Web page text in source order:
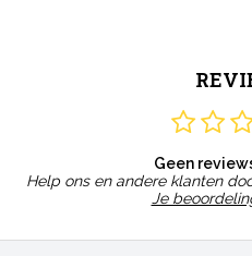
Geen
Help ons en andere klanten
Je